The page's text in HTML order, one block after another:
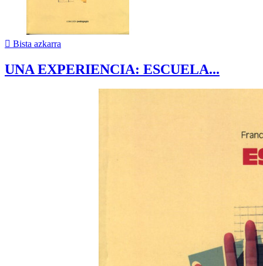
 Bista azkarra
UNA EXPERIENCIA: ESCUELA...